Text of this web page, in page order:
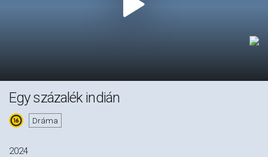
Egy százalék indián
Dráma
2024